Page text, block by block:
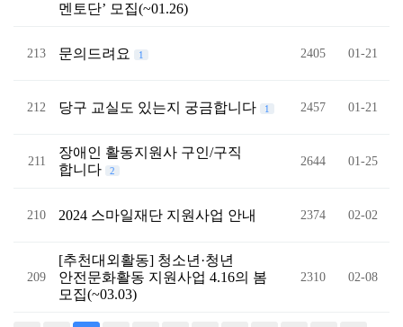
멘토단’ 모집(~01.26)
213 문의드려요 1 2405 01-21
212 당구 교실도 있는지 궁금합니다 1 2457 01-21
211
장애인 활동지원사 구인/구직
합니다
2
2644 01-25
210 2024 스마일재단 지원사업 안내 2374 02-02
209
[추천대외활동] 청소년·청년
안전문화활동 지원사업 4.16의 봄
모집(~03.03)
2310 02-08